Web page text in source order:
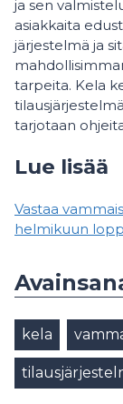
ja sen
asiakkaita
järjestelmä ja
tarpeita. Kela
tarjotaan
Lue lisää
Vastaa
helmikuun
kela